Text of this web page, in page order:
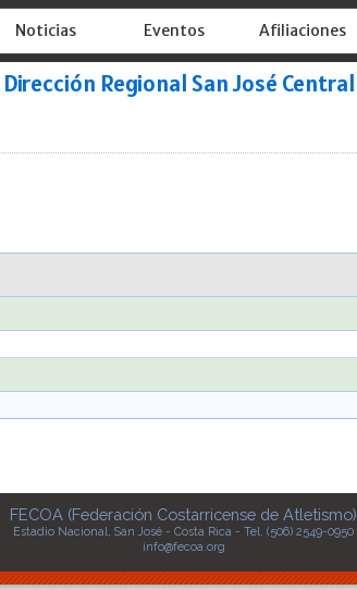
Noticias Eventos Afiliaciones
Regional San José Central
FECOA (Federación Costarricense de Atletismo)
Estadio Nacional, San José - Costa Rica - Tel. (506) 2549-0950
info@fecoa.org